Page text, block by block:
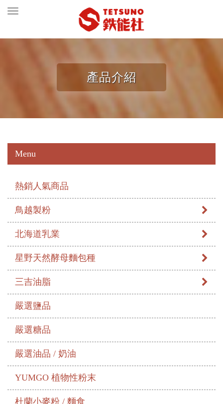
Toggle
產品介紹
Menu
熱銷人氣商品
鳥越製粉
北海道乳業
星野天然酵母麵包種
三吉油脂
嚴選鹽品
嚴選糖品
嚴選油品 / 奶油
YUMGO 植物性粉末
杜蘭小麥粉 / 麵食